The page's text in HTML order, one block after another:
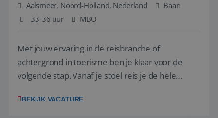
Aalsmeer, Noord-Holland, Nederland
Baan
33-36 uur
MBO
Met jouw ervaring in de reisbranche of
achtergrond in toerisme ben je klaar voor de
volgende stap. Vanaf je stoel reis je de hele
wensen van je team, je klant en wat er in de
BEKIJK VACATURE